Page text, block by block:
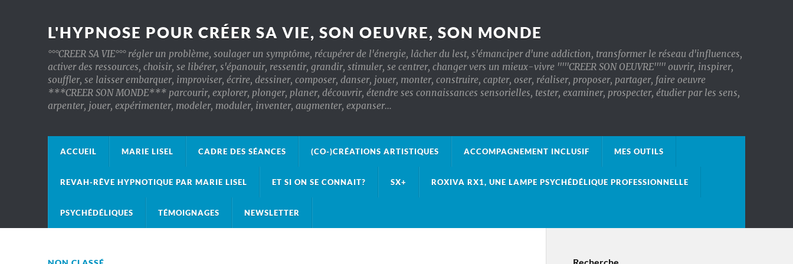
L'HYPNOSE POUR CRÉER SA VIE, SON OEUVRE, SON MONDE
°°°CREER SA VIE°°° régler un problème, soulager un symptôme, récupérer de l'énergie, lâcher du lest, s'émanciper d'une addiction, transformer le réseau d'influences,
activer des ressources, choisir, se libérer, s'épanouir, ressentir, grandir, stimuler, se centrer, changer vers un mieux-vivre '''''CREER SON OEUVRE''''' ouvrir, inspirer,
souffler, se laisser embarquer, improviser, écrire, dessiner, composer, danser, jouer, monter, construire, capter, oser, réaliser, proposer, partager, faire oeuvre
***CREER SON MONDE*** parcourir, explorer, plonger, planer, découvrir, étendre ses connaissances sensorielles, tester, examiner, prospecter, étudier par les sens,
arpenter, jouer, expérimenter, modeler, moduler, inventer, augmenter, expanser…
ACCUEIL MARIE LISEL CADRE DES SÉANCES (CO-)CRÉATIONS ARTISTIQUES ACCOMPAGNEMENT INCLUSIF MES OUTILS
REVAH-RÊVE HYPNOTIQUE PAR MARIE LISEL ET SI ON SE CONNAIT? SX+ ROXIVA RX1, UNE LAMPE PSYCHÉDÉLIQUE PROFESSIONNELLE
PSYCHÉDÉLIQUES TÉMOIGNAGES NEWSLETTER